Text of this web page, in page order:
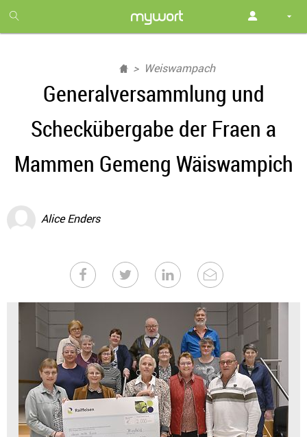
month
free
Weiswampach
Generalversammlung und
Scheckübergabe der Fraen a
Mammen Gemeng Wäiswampich
Alice Enders